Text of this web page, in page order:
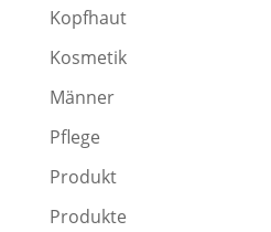
Kopfhaut
Kosmetik
Männer
Pflege
Produkt
Produkte